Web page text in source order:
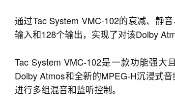
通过Tac System VMC-102的衰减、静
输入和128个输出，实现了对该Dolby
Tac System VMC-102是一款功能强
Dolby Atmos和全新的MPEG-H沉浸式
进行多组混音和监听控制。